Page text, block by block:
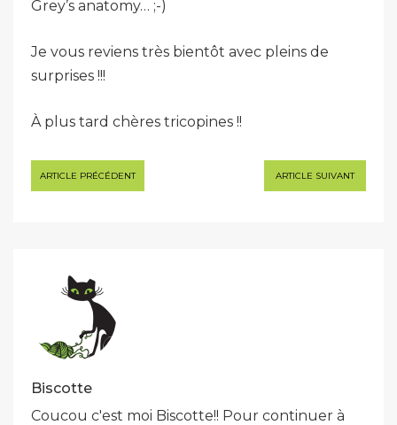
Grey’s anatomy… ;-)
Je vous reviens très bientôt avec pleins de
surprises !!!
À plus tard chères tricopines !!
Navigation
de
ARTICLE PRÉCÉDENT ARTICLE SUIVANT
Biscotte
Coucou c'est moi Biscotte!! Pour continuer à